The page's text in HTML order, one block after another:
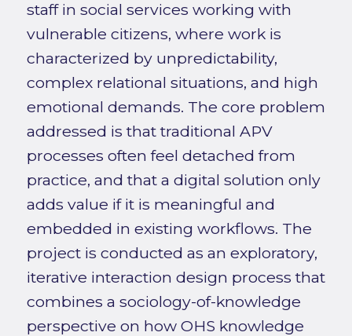
staff in social services working with
vulnerable citizens, where work is
characterized by unpredictability,
complex relational situations, and high
emotional demands. The core problem
addressed is that traditional APV
processes often feel detached from
practice, and that a digital solution only
adds value if it is meaningful and
embedded in existing workflows. The
project is conducted as an exploratory,
iterative interaction design process that
combines a sociology-of-knowledge
perspective on how OHS knowledge